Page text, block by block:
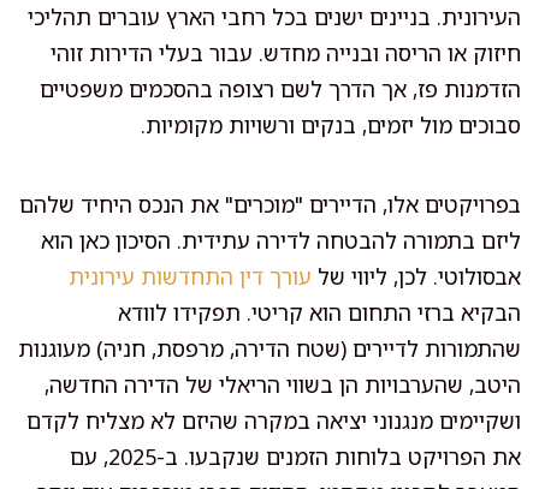
העירונית. בניינים ישנים בכל רחבי הארץ עוברים תהליכי
חיזוק או הריסה ובנייה מחדש. עבור בעלי הדירות זוהי
הזדמנות פז, אך הדרך לשם רצופה בהסכמים משפטיים
סבוכים מול יזמים, בנקים ורשויות מקומיות.
בפרויקטים אלו, הדיירים "מוכרים" את הנכס היחיד שלהם
ליזם בתמורה להבטחה לדירה עתידית. הסיכון כאן הוא
אבסולוטי. לכן, ליווי של עורך דין התחדשות עירונית
הבקיא ברזי התחום הוא קריטי. תפקידו לוודא
שהתמורות לדיירים (שטח הדירה, מרפסת, חניה) מעוגנות
היטב, שהערבויות הן בשווי הריאלי של הדירה החדשה,
ושקיימים מנגנוני יציאה במקרה שהיזם לא מצליח לקדם
את הפרויקט בלוחות הזמנים שנקבעו. ב-2025, עם